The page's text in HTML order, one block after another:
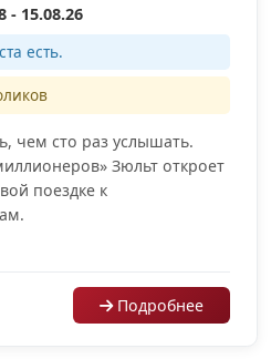
- 15.08.26
есть.
чем сто раз услышать.
Зюльт откроет
поездке к
Подробнее